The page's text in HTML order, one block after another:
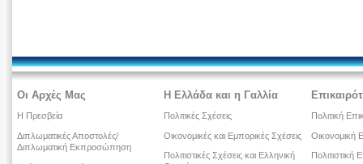
Οι Αρχές Μας
Η Πρεσβεία
Διπλωματικές Αποστολές/
Διπλωματική Εκπροσώπηση
Η Ελλάδα και η Γαλλία
Πολιτικές Σχέσεις
Οικονομικές και Εμπορικές Σχέσεις
Πολιτιστικές Σχέσεις και Ελληνική
Πολιτική
Οικονομική
Πολιτιστική